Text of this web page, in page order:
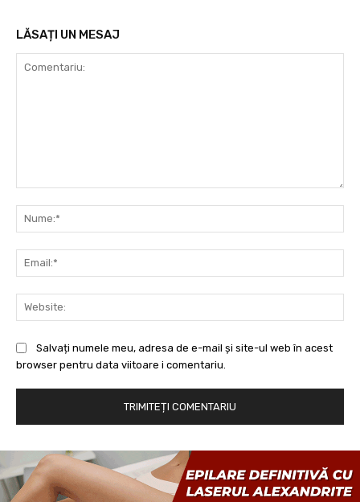
LĂSAȚI UN MESAJ
Salvați numele meu, adresa de e-mail și site-ul web în acest
browser pentru data viitoare i comentariu.